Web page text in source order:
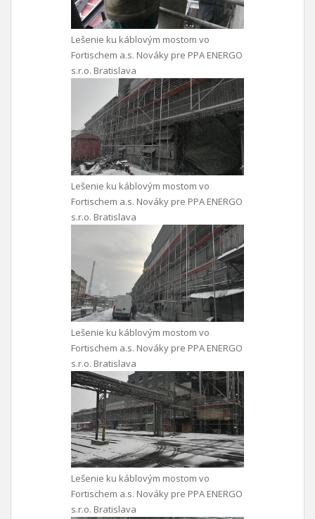
Lešenie ku káblovým mostom vo
Fortischem a.s. Nováky pre PPA ENERGO
s.r.o. Bratislava
Lešenie ku káblovým mostom vo
Fortischem a.s. Nováky pre PPA ENERGO
s.r.o. Bratislava
Lešenie ku káblovým mostom vo
Fortischem a.s. Nováky pre PPA ENERGO
s.r.o. Bratislava
Lešenie ku káblovým mostom vo
Fortischem a.s. Nováky pre PPA ENERGO
s.r.o. Bratislava